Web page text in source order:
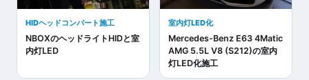
HIDヘッドコンバート施工
NBOXのヘッドライトHIDと室
内灯LED
室内灯LED化
Mercedes-Benz E63 4Matic
AMG 5.5L V8 (S212)の室内
灯LED化施工